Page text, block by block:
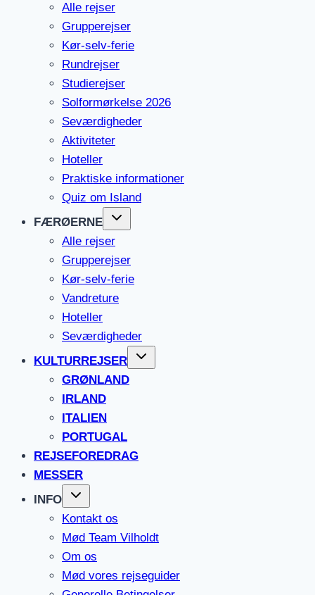
Alle rejser
Grupperejser
Kør-selv-ferie
Rundrejser
Studierejser
Solformørkelse 2026
Seværdigheder
Aktiviteter
Hoteller
Praktiske informationer
Quiz om Island
FÆRØERNE
Alle rejser
Grupperejser
Kør-selv-ferie
Vandreture
Hoteller
Seværdigheder
KULTURREJSER
GRØNLAND
IRLAND
ITALIEN
PORTUGAL
REJSEFOREDRAG
MESSER
INFO
Kontakt os
Mød Team Vilholdt
Om os
Mød vores rejseguider